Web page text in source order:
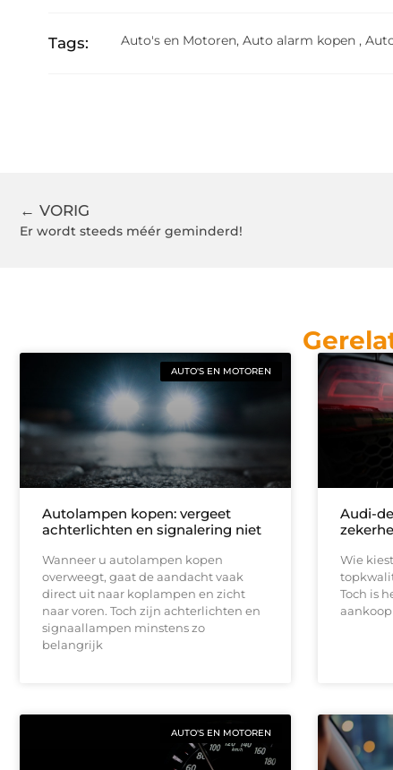
Tags: Auto's en Motoren,Auto alarm kopen ,
← VORIG
Er wordt steeds méér geminderd!
AUTO'S EN MOTOREN
Autolampen kopen: vergeet
achterlichten en signalering niet
Wanneer u autolampen kopen
overweegt, gaat de aandacht vaak
direct uit naar koplampen en zicht
naar voren. Toch zijn achterlichten en
signaallampen minstens zo
belangrijk
Audi-
Wie
Toch is
AUTO'S EN MOTOREN